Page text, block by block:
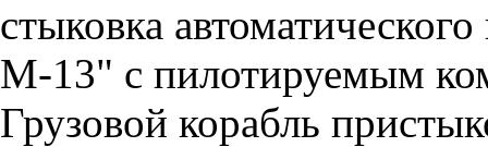
стыковка
М-13" с пилотируемым
Грузовой корабль